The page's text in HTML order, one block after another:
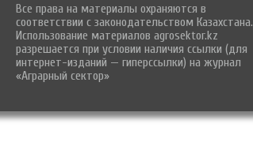
Все права на материалы охраняются в
соответствии с законодательством Казахстана.
Использование материалов agrosektor.kz
разрешается при условии наличия ссылки (для
интернет-изданий — гиперссылки) на журнал
«Аграрный сектор»